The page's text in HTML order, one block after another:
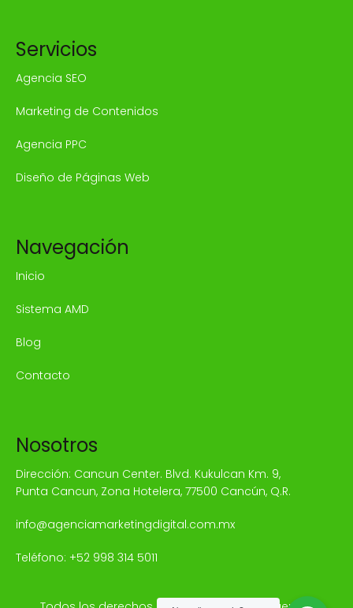
Servicios
Agencia SEO
Marketing de Contenidos
Agencia PPC
Diseño de Páginas Web
Navegación
Inicio
Sistema AMD
Blog
Contacto
Nosotros
Dirección: Cancun Center. Blvd. Kukulcan Km. 9,
Punta Cancun, Zona Hotelera, 77500 Cancún, Q.R.
info@agenciamarketingdigital.com.mx
Teléfono: +52 998 314 5011